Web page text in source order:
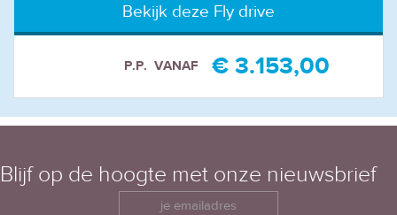
Bekijk deze Fly drive
VANAF
P.P. € 3.153,00
Blijf op de hoogte met onze nieuwsbrief